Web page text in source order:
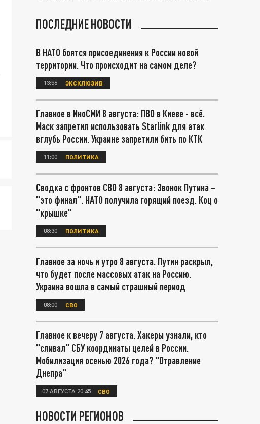
ПОСЛЕДНИЕ НОВОСТИ
В НАТО боятся присоединения к России новой
территории. Что происходит на самом деле?
13:56 ЭКСКЛЮЗИВ
Главное в ИноСМИ 8 августа: ПВО в Киеве - всё.
Маск запретил использовать Starlink для атак
вглубь России. Украине запретили бить по КТК
11:00 ПОЛИТИКА
Сводка с фронтов СВО 8 августа: Звонок Путина –
"это финал". НАТО получила горящий поезд. Коц о
"крышке"
08:30 ПОЛИТИКА
Главное за ночь и утро 8 августа. Путин раскрыл,
что будет после массовых атак на Россию.
Украина вошла в самый страшный период
08:00 СВО
Главное к вечеру 7 августа. Хакеры узнали, кто
"сливал" СБУ координаты целей в России.
Мобилизация осенью 2026 года? "Отравление
Днепра"
07 АВГУСТА 20:45 СВО
НОВОСТИ РЕГИОНОВ